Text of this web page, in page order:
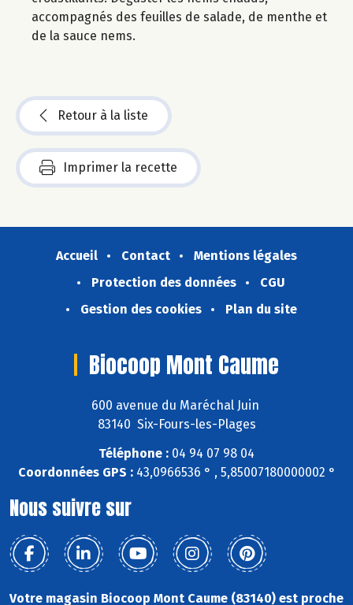
accompagnés des feuilles de salade, de menthe et
de la sauce nems.
Retour à la liste
Imprimer la recette
Accueil Contact
Mentions légales
Protection des données
CGU
Gestion des cookies
Plan du site
Biocoop Mont Caume
600 avenue du Maréchal Juin
83140 Six-Fours-les-Plages
Téléphone : 04 94 07 98 04
Coordonnées GPS :43,0966536 ° , 5,85007180000002 °
Nous suivre sur
Votre magasin Biocoop Mont Caume (83140) est proche